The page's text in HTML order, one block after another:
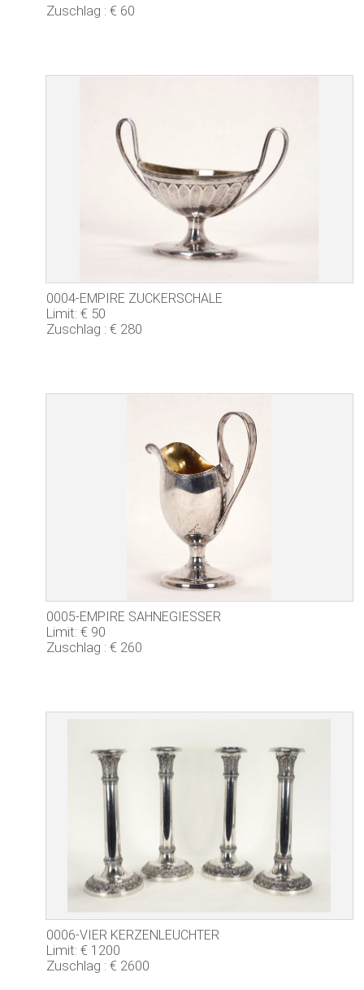
Zuschlag : € 60
0004-EMPIRE ZUCKERSCHALE
Limit: € 50
Zuschlag : € 280
0005-EMPIRE SAHNEGIESSER
Limit: € 90
Zuschlag : € 260
0006-VIER KERZENLEUCHTER
Limit: € 1200
Zuschlag : € 2600